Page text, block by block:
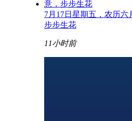
7月17日星期五，农历六
步步生花
11小时前